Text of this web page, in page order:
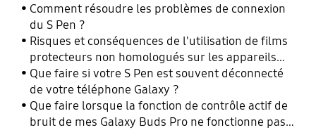
Comment résoudre les problèmes de connexion
du S Pen ?
Risques et conséquences de l'utilisation de films
protecteurs non homologués sur les appareils
mobiles Samsung Galaxy
Que faire si votre S Pen est souvent déconnecté
de votre téléphone Galaxy ?
Que faire lorsque la fonction de contrôle actif de
bruit de mes Galaxy Buds Pro ne fonctionne pas